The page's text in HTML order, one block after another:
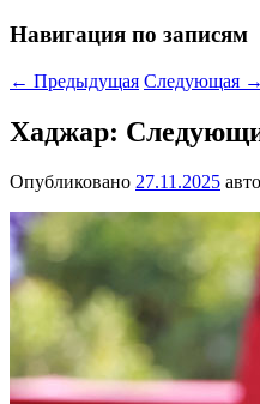
Навигация по записям
← Предыдущая Следующая →
Хаджар:
Опубликовано 27.11.2025